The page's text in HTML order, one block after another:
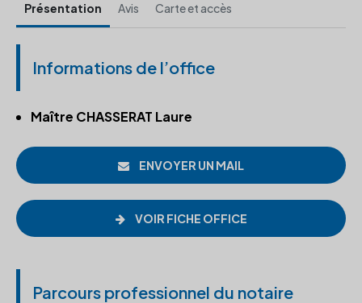
Présentation Avis Carte et accès
Informations de l’office
Maître CHASSERAT Laure
ENVOYER UN MAIL
VOIR FICHE OFFICE
Parcours professionnel du notaire